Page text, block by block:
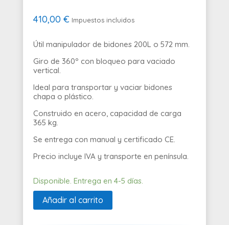
410,00 € Impuestos incluidos
Útil manipulador de bidones 200L o 572 mm.
Giro de 360º con bloqueo para vaciado
vertical.
Ideal para transportar y vaciar bidones
chapa o plástico.
Construido en acero, capacidad de carga
365 kg.
Se entrega con manual y certificado CE.
Precio incluye IVA y transporte en península.
Disponible. Entrega en 4-5 días.
Añadir al carrito